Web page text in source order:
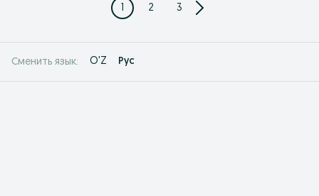
1 2 3
Сменить язык: O'Z Рус